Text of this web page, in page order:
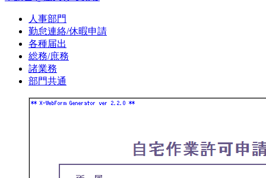
人事部門
勤怠連絡/休暇申請
各種届出
総務/庶務
諸業務
部門共通